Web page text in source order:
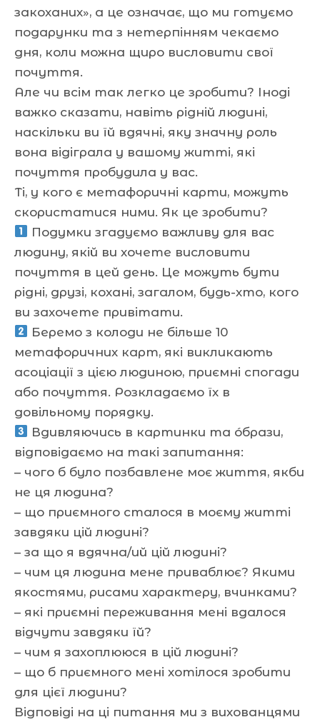
закоханих», а це означає, що ми готуємо
подарунки та з нетерпінням чекаємо
дня, коли можна щиро висловити свої
почуття.
Але чи всім так легко це зробити? Іноді
важко сказати, навіть рідній людині,
наскільки ви їй вдячні, яку значну роль
вона відіграла у вашому житті, які
почуття пробудила у вас.
Ті, у кого є метафоричні карти, можуть
скористатися ними. Як це зробити?
Подумки згадуємо важливу для вас
людину, якій ви хочете висловити
почуття в цей день. Це можуть бути
рідні, друзі, кохані, загалом, будь-хто, кого
ви захочете привітати.
Беремо з колоди не більше 10
метафоричних карт, які викликають
асоціації з цією людиною, приємні спогади
або почуття. Розкладаємо їх в
довільному порядку.
Вдивляючись в картинки та óбрази,
відповідаємо на такі запитання:
– чого б було позбавлене моє життя, якби
не ця людина?
– що приємного сталося в моєму житті
завдяки цій людині?
– за що я вдячна/ий цій людині?
– чим ця людина мене приваблює? Якими
якостями, рисами характеру, вчинками?
– які приємні переживання мені вдалося
відчути завдяки їй?
– чим я захоплююся в цій людині?
– що б приємного мені хотілося зробити
для цієї людини?
Відповіді на ці питання ми з вихованцями